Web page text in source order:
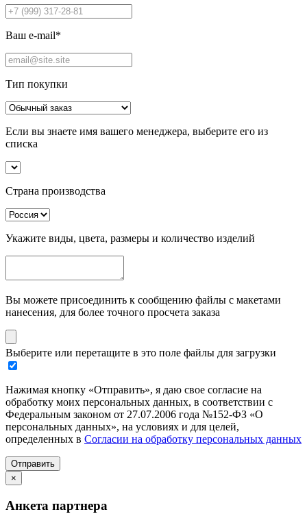
Ваш e-mail*
Тип покупки
Если вы знаете имя вашего менеджера, выберите его из
списка
Страна производства
Укажите виды, цвета, размеры и количество изделий
Вы можете присоединить к сообщению файлы с макетами
нанесения, для более точного просчета заказа
Выберите или перетащите в это поле файлы для загрузки
Нажимая кнопку «Отправить», я даю свое согласие на
обработку моих персональных данных, в соответствии с
Федеральным законом от 27.07.2006 года №152-ФЗ «О
персональных данных», на условиях и для целей,
определенных в Согласии на обработку персональных данных
Отправить
×
Анкета партнера